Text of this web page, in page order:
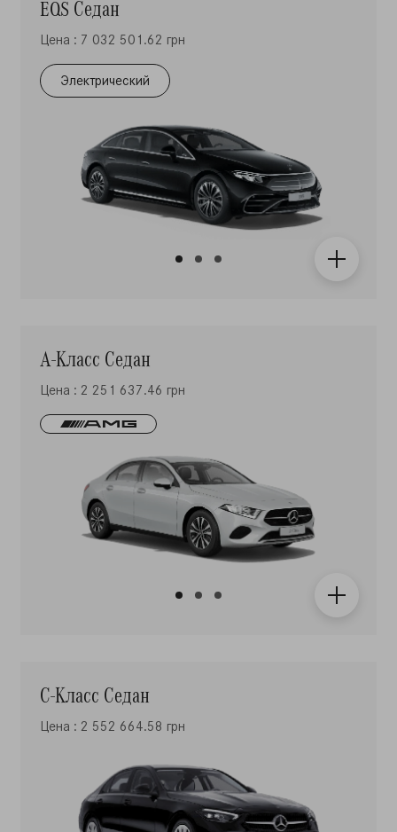
EQS Седан
Цена : 7 032 501.62 грн
Электрический
А-Класс Седан
Цена : 2 251 637.46 грн
С-Класс Седан
Цена : 2 552 664.58 грн